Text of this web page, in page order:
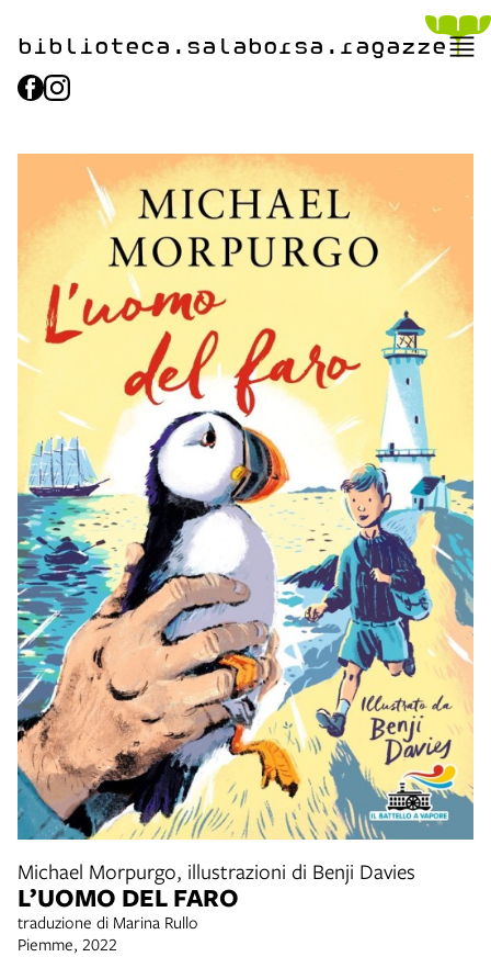
biblioteca.​salaborsa.ragazze
Michael Morpurgo, illustrazioni di Benji Davies
L’UOMO DEL FARO
traduzione di Marina Rullo
Piemme, 2022